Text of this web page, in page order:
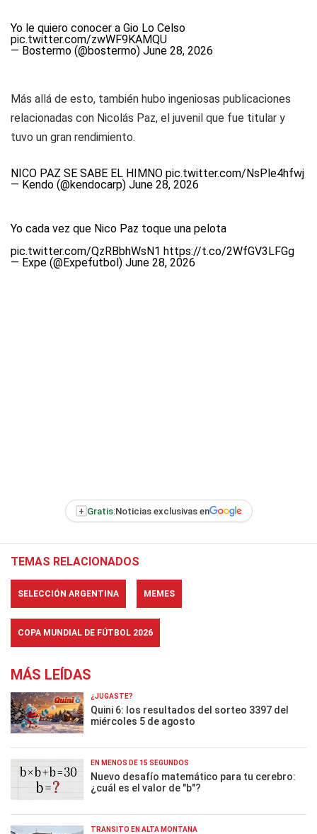
Yo le quiero conocer a Gio Lo Celso
pic.twitter.com/zwWF9KAMQU
— Bostermo (@bostermo) June 28, 2026
Más allá de esto, también hubo ingeniosas publicaciones
relacionadas con Nicolás Paz, el juvenil que fue titular y
tuvo un gran rendimiento.
NICO PAZ SE SABE EL HIMNO pic.twitter.com/NsPle4hfwj
— Kendo (@kendocarp) June 28, 2026
Yo cada vez que Nico Paz toque una pelota
pic.twitter.com/QzRBbhWsN1 https://t.co/2WfGV3LFGg
— Expe (@Expefutbol) June 28, 2026
+ Gratis:Noticias exclusivas en
TEMAS RELACIONADOS
SELECCIÓN ARGENTINA MEMES
COPA MUNDIAL DE FÚTBOL 2026
MÁS LEÍDAS
¿JUGASTE?
Quini 6: los resultados del sorteo 3397 del
miércoles 5 de agosto
EN MENOS DE 15 SEGUNDOS
Nuevo desafío matemático para tu cerebro:
¿cuál es el valor de "b"?
TRÁNSITO EN ALTA MONTAÑA